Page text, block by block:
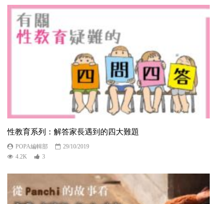
性教育系列：解答家長遇到的四大難題
POPA編輯部
29/10/2019
4.2K
3